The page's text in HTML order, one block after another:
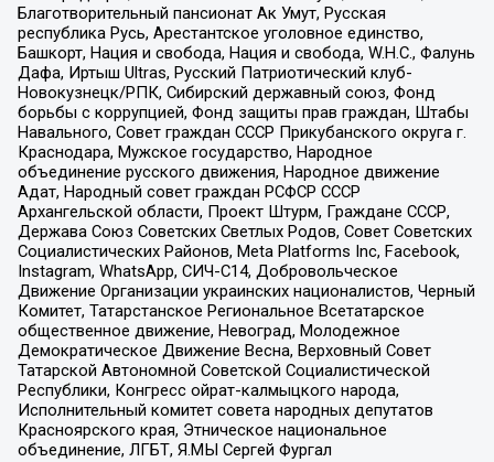
Благотворительный пансионат Ак Умут, Русская
республика Русь, Арестантское уголовное единство,
Башкорт, Нация и свобода, Нация и свобода, W.H.С., Фалунь
Дафа, Иртыш Ultras, Русский Патриотический клуб-
Новокузнецк/РПК, Сибирский державный союз, Фонд
борьбы с коррупцией, Фонд защиты прав граждан, Штабы
Навального, Совет граждан СССР Прикубанского округа г.
Краснодара, Мужское государство, Народное
объединение русского движения, Народное движение
Адат, Народный совет граждан РСФСР СССР
Архангельской области, Проект Штурм, Граждане СССР,
Держава Союз Советских Светлых Родов, Совет Советских
Социалистических Районов, Meta Platforms Inc, Facebook,
Instagram, WhatsApp, СИЧ-С14, Добровольческое
Движение Организации украинских националистов, Черный
Комитет, Татарстанское Региональное Всетатарское
общественное движение, Невоград, Молодежное
Демократическое Движение Весна, Верховный Совет
Татарской Автономной Советской Социалистической
Республики, Конгресс ойрат-калмыцкого народа,
Исполнительный комитет совета народных депутатов
Красноярского края, Этническое национальное
объединение, ЛГБТ, Я.МЫ Сергей Фургал